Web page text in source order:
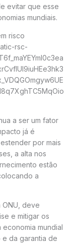
evitar que esse
mundiais.
risco
a ser um fator
já é
por mais
a alta nos
estão
a
ONU, deve
e mitigar os
mundial
da garantia de